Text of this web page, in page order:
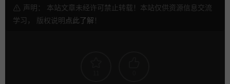
声明： 本站文章未经许可禁止转载！本站仅供资源信息交流
学习， 版权说明点此了解 ！